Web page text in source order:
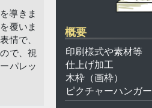
導きま
覆いま
情で、
で、視
パレッ
概要
印刷様式や素材等
仕上げ加工
木枠（画枠）
ピクチャーハンガー